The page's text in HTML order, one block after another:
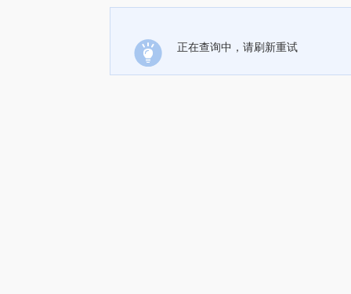
正在查询中，请刷新重试